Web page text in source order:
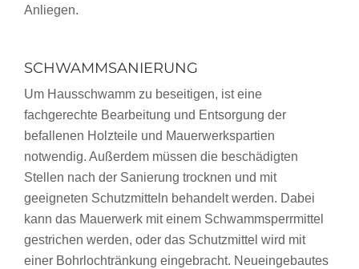
Anliegen.
SCHWAMMSANIERUNG
Um Hausschwamm zu beseitigen, ist eine
fachgerechte Bearbeitung und Entsorgung der
befallenen Holzteile und Mauerwerkspartien
notwendig. Außerdem müssen die beschädigten
Stellen nach der Sanierung trocknen und mit
geeigneten Schutzmitteln behandelt werden. Dabei
kann das Mauerwerk mit einem Schwammsperrmittel
gestrichen werden, oder das Schutzmittel wird mit
einer Bohrlochtränkung eingebracht. Neueingebautes